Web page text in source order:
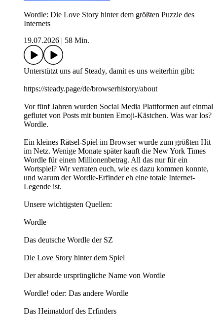
Wordle: Die Love Story hinter dem größten Puzzle des
Internets
19.07.2026
58 Min.
Unterstützt uns auf ⁠⁠⁠⁠⁠⁠⁠Steady⁠⁠⁠⁠⁠⁠⁠, damit es uns weiterhin gibt:
⁠⁠⁠⁠⁠⁠⁠https://steady.page/de/browserhistory/about
Vor fünf Jahren wurden Social Media Plattformen auf einmal
geflutet von Posts mit bunten Emoji-Kästchen. Was war los?
Wordle.
Ein kleines Rätsel-Spiel im Browser wurde zum größten Hit
im Netz. Wenige Monate später kauft die New York Times
Wordle für einen Millionenbetrag. All das nur für ein
Wortspiel? Wir verraten euch, wie es dazu kommen konnte,
und warum der Wordle-Erfinder eh eine totale Internet-
Legende ist.
Unsere wichtigsten Quellen:
Wordle
Das deutsche Wordle der SZ
Die Love Story hinter dem Spiel
Der absurde ursprüngliche Name von Wordle
Wordle! oder: Das andere Wordle
Das Heimatdorf des Erfinders